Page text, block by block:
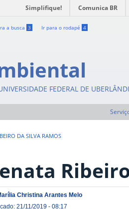
Simplifique! Comunica BR
a busca 3 Ir para o rodapé 4
FEDERAL DE
DA SILVA RAMOS
Christina Arantes Melo
21/11/2019 - 08:17